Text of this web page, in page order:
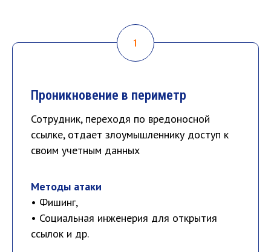
Проникновение в периметр
Сотрудник, переходя по вредоносной
ссылке, отдает злоумышленнику доступ к
своим учетным данных
Методы атаки
• Фишинг,
• Социальная инженерия для открытия
ссылок и др.